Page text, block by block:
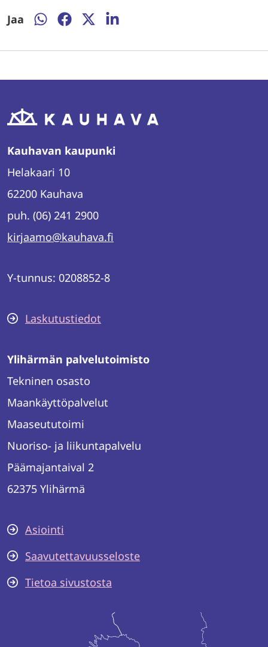
Jaa
Jaa
Jaa
Jaa
Jaa
Kauhavan kaupunki
Helakaari 10
62200 Kauhava
puh. (06) 241 2900
kirjaamo@kauhava.fi
Y-tunnus: 0208852-8
Laskutustiedot
Ylihärmän palvelutoimisto
Tekninen osasto
Maankäyttöpalvelut
Maaseututoimi
Nuoriso- ja liikuntapalvelu
Päämajantaival 2
62375 Ylihärmä
Asiointi
Saavutettavuusseloste
Tietoa sivustosta